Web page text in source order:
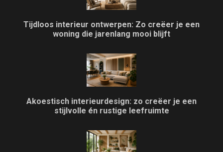
Tijdloos interieur ontwerpen: Zo creëer je een
woning die jarenlang mooi blijft
Akoestisch interieurdesign: zo creëer je een
stijlvolle én rustige leefruimte